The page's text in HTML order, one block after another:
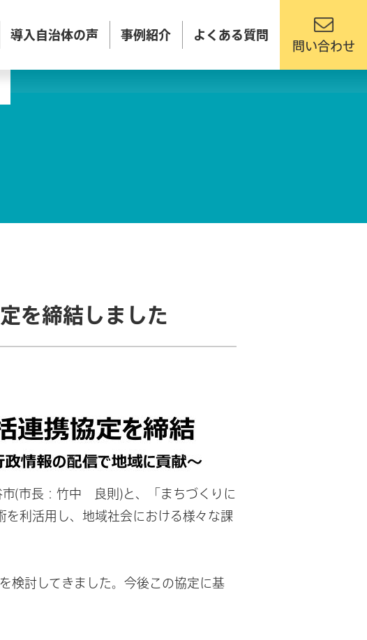
導入自治体の声 事例紹介
よくある質問
問い合わせ
を締結しました
(市長：竹中 良則)と、「まちづくりに
利活用し、地域社会における様々な課
検討してきました。今後この協定に基